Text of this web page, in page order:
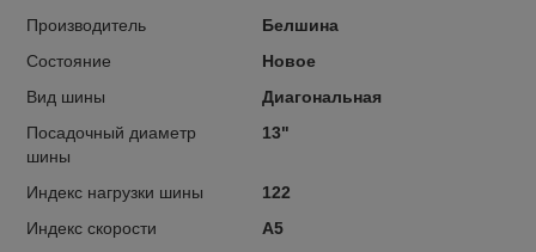
Производитель
Белшина
Состояние
Новое
Вид шины
Диагональная
Посадочный диаметр
шины
13"
Индекс нагрузки шины
122
Индекс скорости
A5